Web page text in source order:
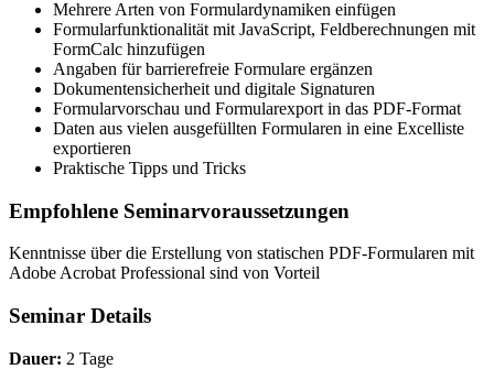
Mehrere Arten von Formulardynamiken einfügen
Formularfunktionalität mit JavaScript, Feldberechnungen mit
FormCalc hinzufügen
Angaben für barrierefreie Formulare ergänzen
Dokumentensicherheit und digitale Signaturen
Formularvorschau und Formularexport in das PDF-Format
Daten aus vielen ausgefüllten Formularen in eine Excelliste
exportieren
Praktische Tipps und Tricks
Empfohlene Seminarvoraussetzungen
Kenntnisse über die Erstellung von statischen PDF-Formularen mit
Adobe Acrobat Professional sind von Vorteil
Seminar Details
Dauer: 2 Tage